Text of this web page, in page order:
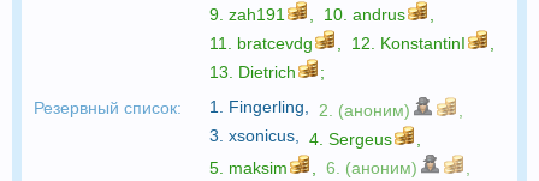
9. zah191 10. andrus
11. bratcevdg 12. KonstantinI
13. Dietrich
;
Резервный список:
1. Fingerling 2. (аноним)
3. xsonicus 4. Sergeus
5. maksim 6. (аноним)